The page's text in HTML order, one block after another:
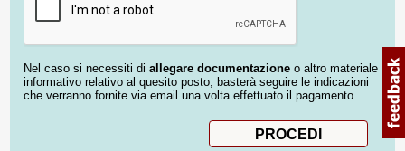
Nel caso si necessiti di allegare documentazione o altro materiale
informativo relativo al quesito posto, basterà seguire le indicazioni
che verranno fornite via email una volta effettuato il pagamento.